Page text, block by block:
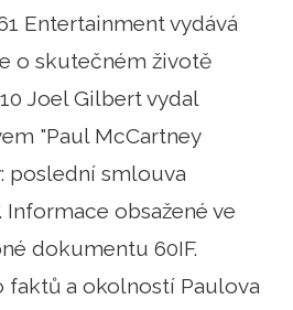
Entertainment vydává
o skutečném životě
Joel Gilbert vydal
"Paul McCartney
poslední smlouva
Informace obsažené ve
dokumentu 60IF.
faktů a okolností Paulova